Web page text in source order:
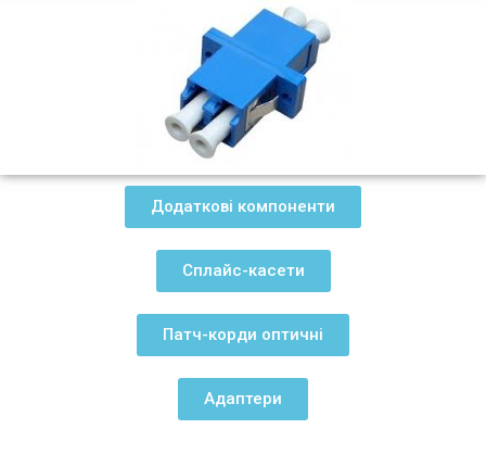
Додаткові компоненти
Сплайс-касети
Патч-корди оптичні
Адаптери